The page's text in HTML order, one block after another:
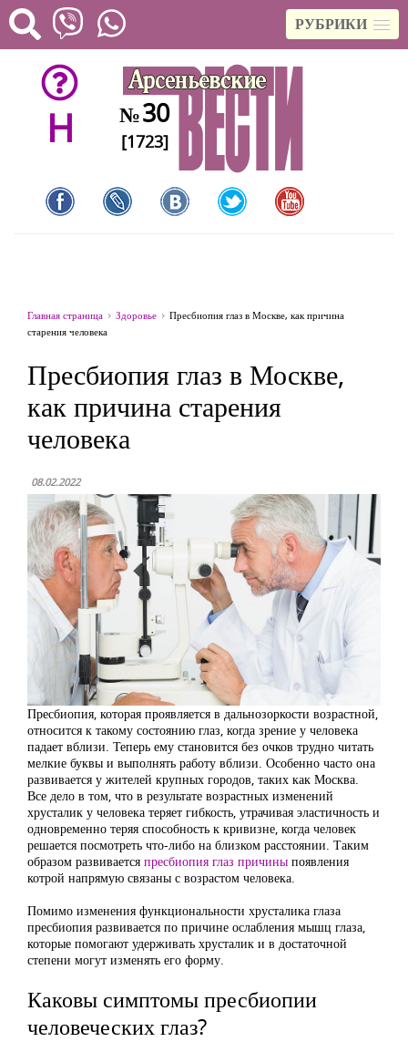
РУБРИКИ
H №30
[1723]
Главная страница Здоровье
Пресбиопия глаз в Москве, как причина
старения человека
Пресбиопия глаз в Москве,
как причина старения
человека
08.02.2022
Пресбиопия, которая проявляется в дальнозоркости возрастной,
относится к такому состоянию глаз, когда зрение у человека
падает вблизи. Теперь ему становится без очков трудно читать
мелкие буквы и выполнять работу вблизи. Особенно часто она
развивается у жителей крупных городов, таких как Москва.
Все дело в том, что в результате возрастных изменений
хрусталик у человека теряет гибкость, утрачивая эластичность и
одновременно теряя способность к кривизне, когда человек
решается посмотреть что-либо на близком расстоянии. Таким
образом развивается пресбиопия глаз причины появления
котрой напрямую связаны с возрастом человека.
Помимо изменения функциональности хрусталика глаза
пресбиопия развивается по причине ослабления мышц глаза,
которые помогают удерживать хрусталик и в достаточной
степени могут изменять его форму.
Каковы симптомы пресбиопии
человеческих глаз?